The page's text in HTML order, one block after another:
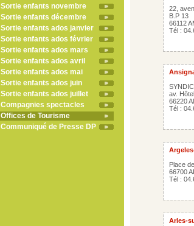
Sortie enfants novembre
Sortie enfants décembre
Sortie enfants ados janvier
Sortie enfants ados février
Sortie enfants ados mars
Sortie enfants ados avril
Sortie enfants ados mai
Sortie enfants ados juin
Sortie enfants ados juillet
Compagnies spectacles
Offices de Tourisme
Communiqué de Presse DP
22,
B.P 13
66112
Tél :
av.
66220
Tél :
Place
66700
Tél :
Arles-